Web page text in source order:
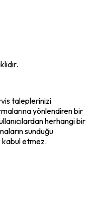
taleplerinizi
yönlendiren bir
herhangi bir
sunduğu
kabul etmez.